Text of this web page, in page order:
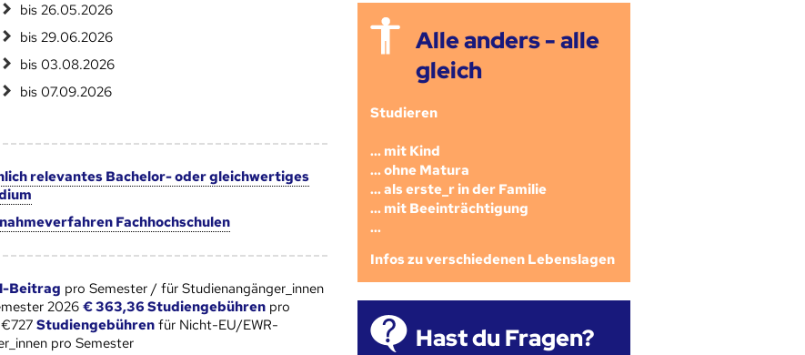
bis 26.05.2026
bis 29.06.2026
bis 03.08.2026
bis 07.09.2026
relevantes Bachelor- oder gleichwertiges
Fachhochschulen
Beitrag pro Semester / für Studienangänger_innen
2026 € 363,36 Studiengebührenpro
Studiengebührenfür Nicht-EU/EWR-
pro Semester
Alle anders - alle
gleich
Studieren
... mit Kind
... ohne Matura
... als erste_r in der Familie
... mit Beeinträchtigung
...
Infos zu verschiedenen Lebenslagen
Hast du Fragen?